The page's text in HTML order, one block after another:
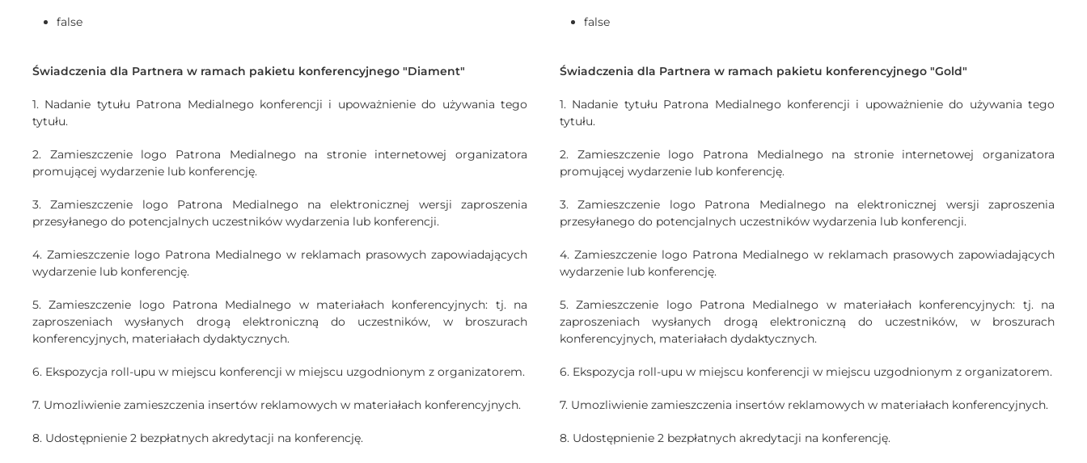
false
Świadczenia dla Partnera w ramach pakietu konferencyjnego "Diament"
1. Nadanie tytułu Patrona Medialnego konferencji i upoważnienie do używania tego
tytułu.
2. Zamieszczenie logo Patrona Medialnego na stronie internetowej organizatora
promującej wydarzenie lub konferencję.
3. Zamieszczenie logo Patrona Medialnego na elektronicznej wersji zaproszenia
przesyłanego do potencjalnych uczestników wydarzenia lub konferencji.
4. Zamieszczenie logo Patrona Medialnego w reklamach prasowych zapowiadających
wydarzenie lub konferencję.
5. Zamieszczenie logo Patrona Medialnego w materiałach konferencyjnych: tj. na
zaproszeniach wysłanych drogą elektroniczną do uczestników, w broszurach
konferencyjnych, materiałach dydaktycznych.
6. Ekspozycja roll-upu w miejscu konferencji w miejscu uzgodnionym z organizatorem.
7. Umozliwienie zamieszczenia insertów reklamowych w materiałach konferencyjnych.
8. Udostępnienie 2 bezpłatnych akredytacji na konferencję.
false
Świadczenia dla Partnera w ramach pakietu konferencyjnego "Gold"
1. Nadanie tytułu Patrona Medialnego konferencji i upoważnienie do używania tego
tytułu.
2. Zamieszczenie logo Patrona Medialnego na stronie internetowej organizatora
promującej wydarzenie lub konferencję.
3. Zamieszczenie logo Patrona Medialnego na elektronicznej wersji zaproszenia
przesyłanego do potencjalnych uczestników wydarzenia lub konferencji.
4. Zamieszczenie logo Patrona Medialnego w reklamach prasowych zapowiadających
wydarzenie lub konferencję.
5. Zamieszczenie logo Patrona Medialnego w materiałach konferencyjnych: tj. na
zaproszeniach wysłanych drogą elektroniczną do uczestników, w broszurach
konferencyjnych, materiałach dydaktycznych.
6. Ekspozycja roll-upu w miejscu konferencji w miejscu uzgodnionym z organizatorem.
7. Umozliwienie zamieszczenia insertów reklamowych w materiałach konferencyjnych.
8. Udostępnienie 2 bezpłatnych akredytacji na konferencję.